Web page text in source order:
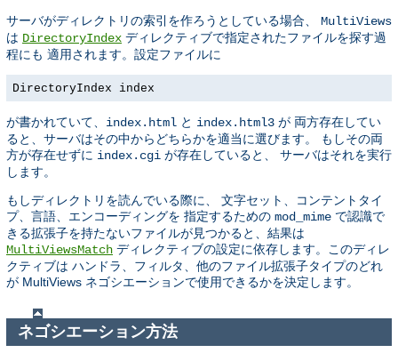
サーバがディレクトリの索引を作ろうとしている場合、 MultiViews
は DirectoryIndex ディレクティブで指定されたファイルを探す過
程にも 適用されます。設定ファイルに
DirectoryIndex index
が書かれていて、 index.html と index.html3 が 両方存在してい
ると、サーバはその中からどちらかを適当に選びます。 もしその両
方が存在せずに index.cgi が存在していると、 サーバはそれを実行
します。
もしディレクトリを読んでいる際に、 文字セット、コンテントタイ
プ、言語、エンコーディングを 指定するための mod_mime で認識で
きる拡張子を持たないファイルが見つかると、結果は
MultiViewsMatch ディレクティブの設定に依存します。このディレ
クティブは ハンドラ、フィルタ、他のファイル拡張子タイプのどれ
が MultiViews ネゴシエーションで使用できるかを決定します。
ネゴシエーション方法